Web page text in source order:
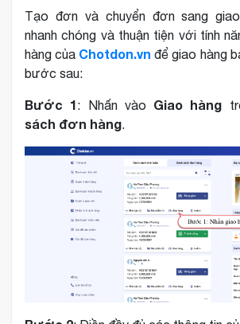
Tạo đơn và chuyển đơn sang
nhanh chóng và thuận tiện với tính
hàng của Chotdon.vn để giao hàng
bước sau:
Bước 1: Nhấn vào Giao hàng
sách đơn hàng